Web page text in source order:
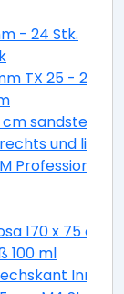
- 24 Stk.
TX 25 - 200
cm
und links
Professional
170 x 75 cm,
100 ml
Innen